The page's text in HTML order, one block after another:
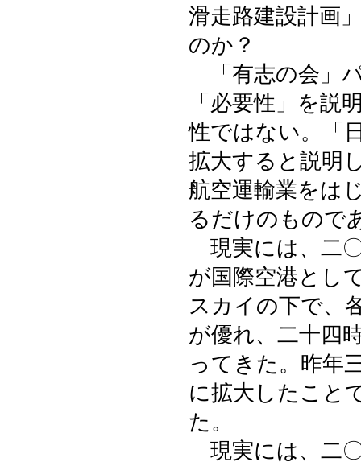
滑走路建設計画
のか？
「有志の会」
「必要性」を説
性ではない。「
拡大すると説明
航空運輸業をは
るだけのもので
現実には、二
が国際空港とし
スカイの下で、
が優れ、二十四
ってきた。昨年
に拡大したこと
た。
現実には、二